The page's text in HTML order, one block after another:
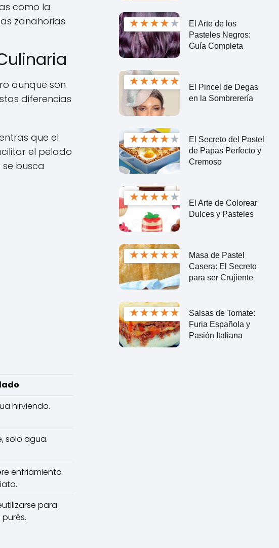
como la
zanahorias.
aunque son
diferencias
que el
el pelado
busca
hirviendo.
solo agua.
enfriamiento
para
★★★★★
El Arte de los
Pasteles Negros:
Guía Completa
★★★★★
El Pincel de Degas
en la Sombrerería
★★★★★
El Secreto del Pastel
de Papas Perfecto y
Cremoso
★★★★★
El Arte de Colorear
Dulces y Pasteles
★★★★★
Masa de Pastel
Casera: El Secreto
para ser Crujiente
★★★★★
Salsas de Tomate:
Furia Española y
Pasión Italiana